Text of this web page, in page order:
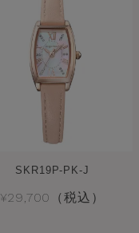
SKR19P-PK-J
¥29,700（税込）